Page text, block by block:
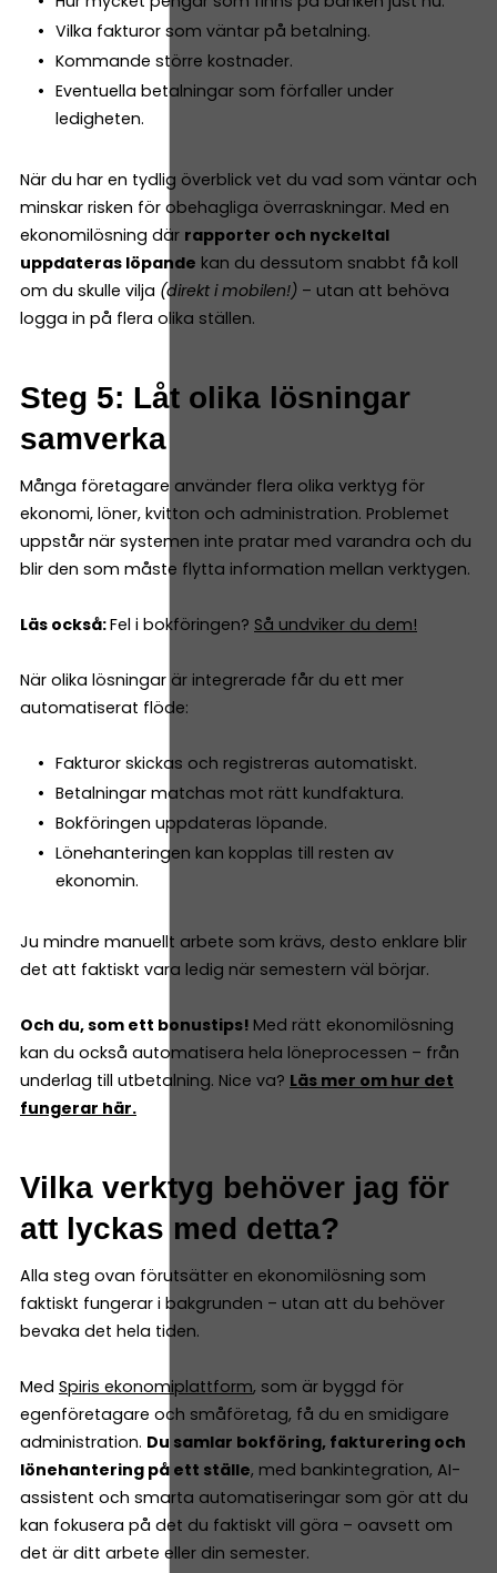
Vilka fakturor som väntar på betalning.
Kommande större kostnader.
Eventuella betalningar som förfaller under
ledigheten.
När du har en tydlig överblick vet du vad som väntar och
minskar risken för obehagliga överraskningar. Med en
ekonomilösning där rapporter och nyckeltal
uppdateras löpande kan du dessutom snabbt få koll
om du skulle vilja (direkt i mobilen!) – utan att behöva
logga in på flera olika ställen.
Steg 5: Låt olika lösningar
samverka
Många företagare använder flera olika verktyg för
ekonomi, löner, kvitton och administration. Problemet
uppstår när systemen inte pratar med varandra och du
blir den som måste flytta information mellan verktygen.
Läs också:Fel i bokföringen? Så undviker du dem!
När olika lösningar är integrerade får du ett mer
automatiserat flöde:
Fakturor skickas och registreras automatiskt.
Betalningar matchas mot rätt kundfaktura.
Bokföringen uppdateras löpande.
Lönehanteringen kan kopplas till resten av
ekonomin.
Ju mindre manuellt arbete som krävs, desto enklare blir
det att faktiskt vara ledig när semestern väl börjar.
Och du, som ett bonustips! Med rätt ekonomilösning
kan du också automatisera hela löneprocessen – från
underlag till utbetalning. Nice va? Läs mer om hur det
fungerar här.
Vilka verktyg behöver jag för
att lyckas med detta?
Alla steg ovan förutsätter en ekonomilösning som
faktiskt fungerar i bakgrunden – utan att du behöver
bevaka det hela tiden.
Med Spiris ekonomiplattform, som är byggd för
egenföretagare och småföretag, få du en smidigare
administration. Du samlar bokföring, fakturering och
lönehantering på ett ställe, med bankintegration, AI-
assistent och smarta automatiseringar som gör att du
kan fokusera på det du faktiskt vill göra – oavsett om
det är ditt arbete eller din semester.